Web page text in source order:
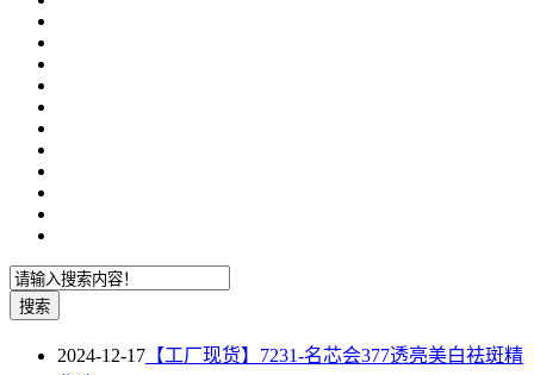
搜索
2024-12-17 【工厂现货】7231-名芯会377透亮美白祛斑精